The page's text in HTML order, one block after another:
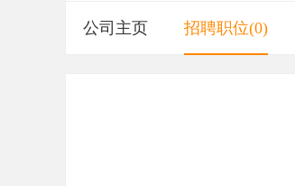
公司主页 招聘职位(0)